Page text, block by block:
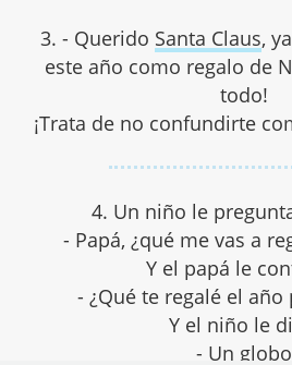
3. - Querido Santa Claus,
este año como regalo de
todo!
¡Trata de no confundirte
4. Un niño le
- Papá, ¿qué me vas a
Y el papá le
- ¿Qué te regalé el año
Y el niño le
- Un globo